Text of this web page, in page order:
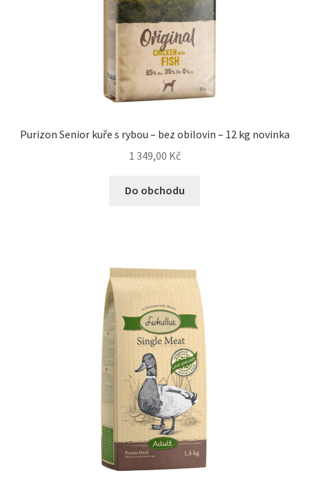
Purizon Senior kuře s rybou – bez obilovin – 12 kg novinka
1 349,00 Kč
Do obchodu